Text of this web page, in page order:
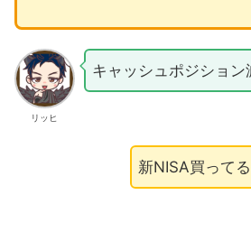
リッヒ
キャッシュポジション
新NISA買って